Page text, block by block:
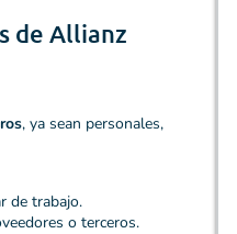
de Allianz
, ya sean personales,
de trabajo.
o terceros.